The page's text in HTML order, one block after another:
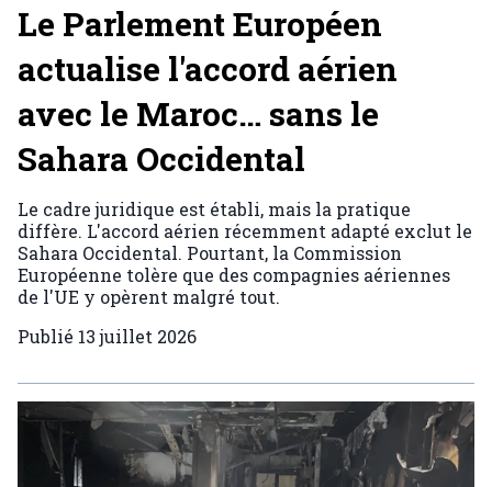
Le Parlement Européen
actualise l'accord aérien
avec le Maroc… sans le
Sahara Occidental
Le cadre juridique est établi, mais la pratique
diffère. L'accord aérien récemment adapté exclut le
Sahara Occidental. Pourtant, la Commission
Européenne tolère que des compagnies aériennes
de l'UE y opèrent malgré tout.
Publié 13 juillet 2026